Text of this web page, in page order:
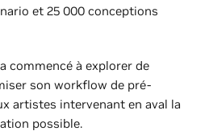
et 25 000 conceptions
commencé à explorer de
son workflow de pré-
artistes intervenant en aval la
possible.